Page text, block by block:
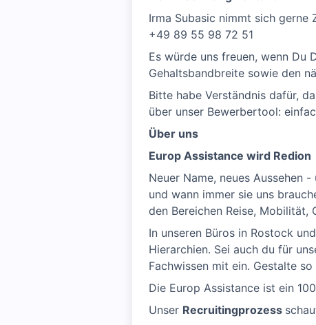
Irma Subasic nimmt sich gerne
+49 89 55 98 72 51
Es würde uns freuen, wenn Du
Gehaltsbandbreite sowie den
Bitte habe Verständnis dafür,
über unser Bewerbertool:
Über uns
Europ Assistance wird Redion
Neuer Name, neues Aussehen
und wann immer sie uns
den Bereichen Reise, Mobilität,
In unseren Büros in Rostock
Hierarchien. Sei auch du für
Fachwissen mit ein. Gestalte
Die Europ Assistance ist ein
Unser Recruitingprozess